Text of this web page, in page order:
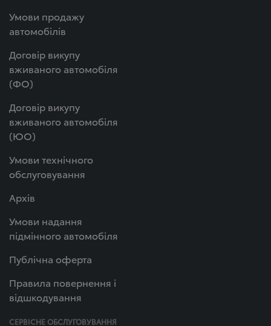
Умови продажу
автомобілів
Договір викупу
вживаного автомобіля
(ФО)
Договір викупу
вживаного автомобіля
(ЮО)
Умови технічного
обслуговування
Архів
Умови надання
підмінного автомобіля
Публічна оферта
Правила повернення і
відшкодування
СЕРВІСНЕ ОБСЛУГОВУВАННЯ